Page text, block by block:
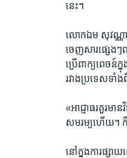
នេះ។​
លោក​ឯម សុវណ្ណា
ចេញ​សារ​ផ្សេងៗ​
ប្រើ​ពាក្យ​ពេចន៍​
រវាង​ប្រទេស​ទាំង​
«អាជ្ញាធរ​គួរម
សម​រម្យ​ហើយ។​ ក៏​
នៅ​ក្នុងការ​ផ្សាយ​